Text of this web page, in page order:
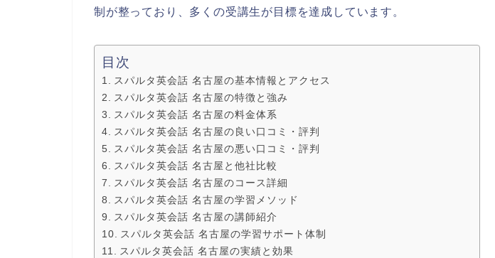
制が整っており、多くの受講生が目標を達成しています。
目次
スパルタ英会話 名古屋の基本情報とアクセス
スパルタ英会話 名古屋の特徴と強み
スパルタ英会話 名古屋の料金体系
スパルタ英会話 名古屋の良い口コミ・評判
スパルタ英会話 名古屋の悪い口コミ・評判
スパルタ英会話 名古屋と他社比較
スパルタ英会話 名古屋のコース詳細
スパルタ英会話 名古屋の学習メソッド
スパルタ英会話 名古屋の講師紹介
スパルタ英会話 名古屋の学習サポート体制
スパルタ英会話 名古屋の実績と効果